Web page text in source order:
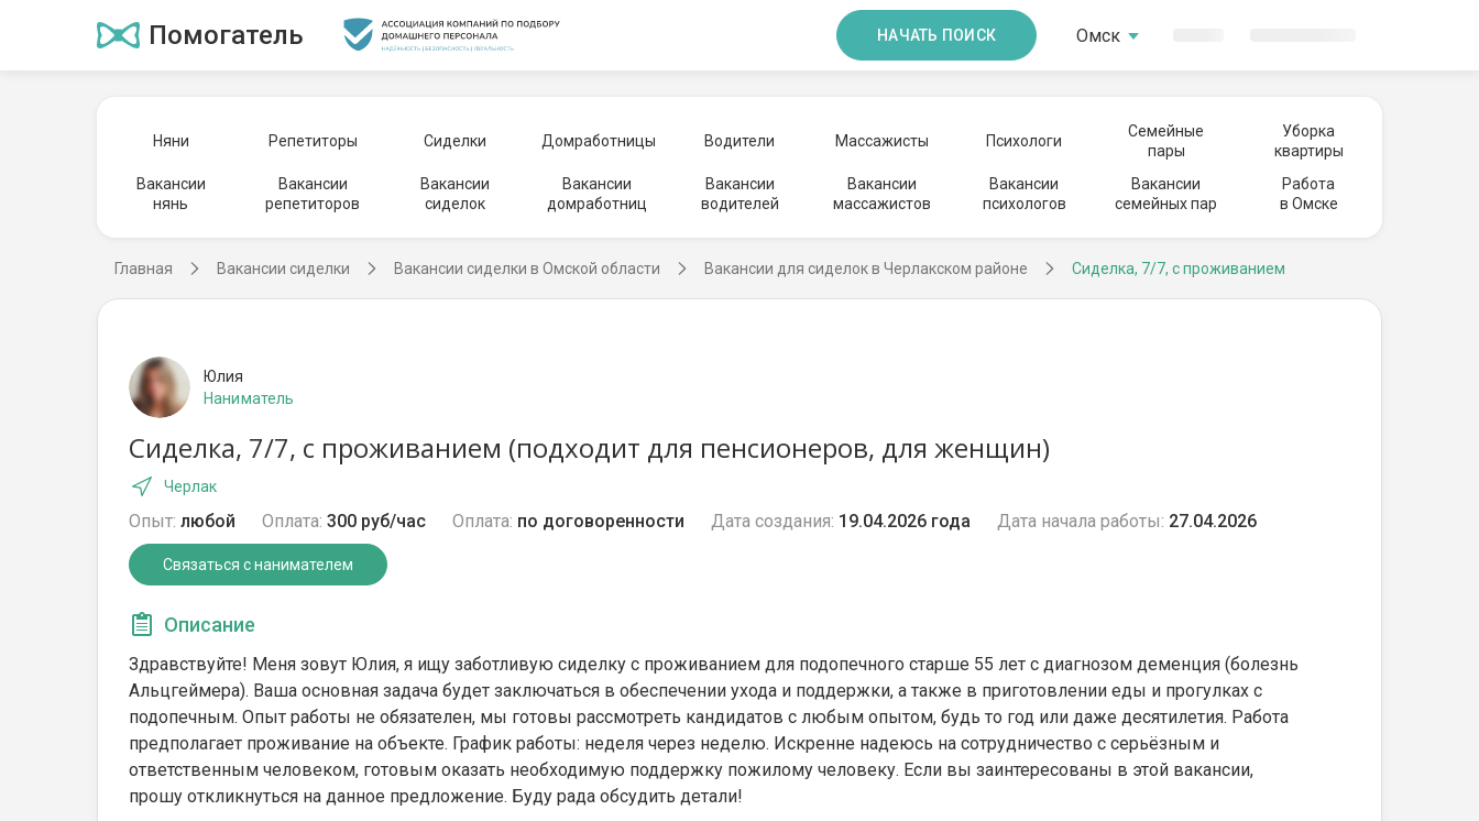
Помогатель НАЧАТЬ ПОИСК Омск
Няни Репетиторы Сиделки Домработницы Водители Массажисты Психологи
Семейные
пары
Уборка
квартиры
Вакансии
нянь
Вакансии
репетиторов
Вакансии
сиделок
Вакансии
домработниц
Вакансии
водителей
Вакансии
массажистов
Вакансии
психологов
Вакансии
семейных пар
Работа
в Омске
Главная Вакансии сиделки Вакансии сиделки в Омской области Вакансии для сиделок в Черлакском районе Сиделка, 7/7, с проживанием
Юлия
Наниматель
Сиделка, 7/7, с проживанием (подходит для пенсионеров, для женщин)
Черлак
Опыт: любой Оплата: 300 руб/час Оплата: по договоренности Дата создания: 19.04.2026 года Дата начала работы: 27.04.2026
Связаться с нанимателем
Описание
Здравствуйте! Меня зовут Юлия, я ищу заботливую сиделку с проживанием для подопечного старше 55 лет с диагнозом деменция (болезнь
Альцгеймера). Ваша основная задача будет заключаться в обеспечении ухода и поддержки, а также в приготовлении еды и прогулках с
подопечным. Опыт работы не обязателен, мы готовы рассмотреть кандидатов с любым опытом, будь то год или даже десятилетия. Работа
предполагает проживание на объекте. График работы: неделя через неделю. Искренне надеюсь на сотрудничество с серьёзным и
ответственным человеком, готовым оказать необходимую поддержку пожилому человеку. Если вы заинтересованы в этой вакансии,
прошу откликнуться на данное предложение. Буду рада обсудить детали!